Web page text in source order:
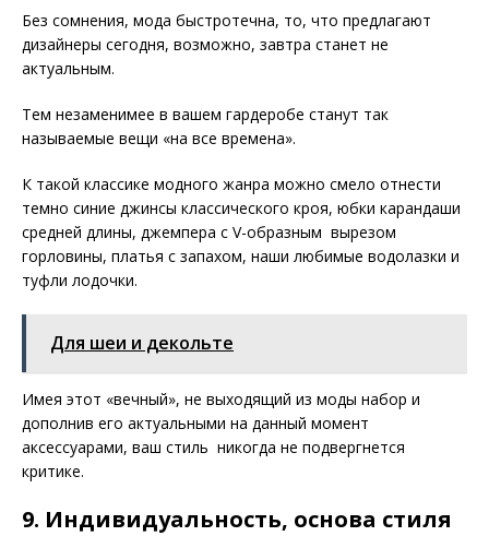
Без сомнения, мода быстротечна, то, что предлагают
дизайнеры сегодня, возможно, завтра станет не
актуальным.
Тем незаменимее в вашем гардеробе станут так
называемые вещи «на все времена».
К такой классике модного жанра можно смело отнести
темно синие джинсы классического кроя, юбки карандаши
средней длины, джемпера с V-образным вырезом
горловины, платья с запахом, наши любимые водолазки и
туфли лодочки.
Для шеи и декольте
Имея этот «вечный», не выходящий из моды набор и
дополнив его актуальными на данный момент
аксессуарами, ваш стиль никогда не подвергнется
критике.
9. Индивидуальность, основа стиля